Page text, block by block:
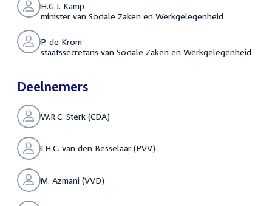
H.G.J. Kamp
minister van Sociale Zaken en Werkgelegenheid
P. de Krom
staatssecretaris van Sociale Zaken en Werkgelegenheid
Deelnemers
W.R.C. Sterk (CDA)
I.H.C. van den Besselaar (PVV)
M. Azmani (VVD)